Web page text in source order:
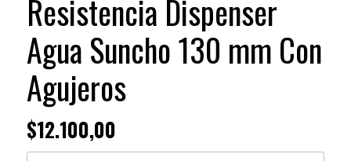
Resistencia Dispenser
Agua Suncho 130 mm Con
Agujeros
$12.100,00